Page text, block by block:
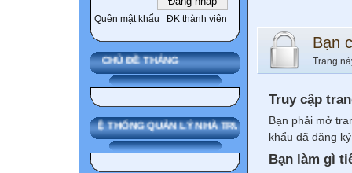
Quên mật khẩu ĐK thành viên
CHỦ ĐỀ THÁNG
SMAS HỆ THỐNG QUẢN LÝ NHÀ TRƯỜNG
Bạn
Trang
Truy cập
Bạn phải mở
khẩu đã đăng
Bạn làm gì